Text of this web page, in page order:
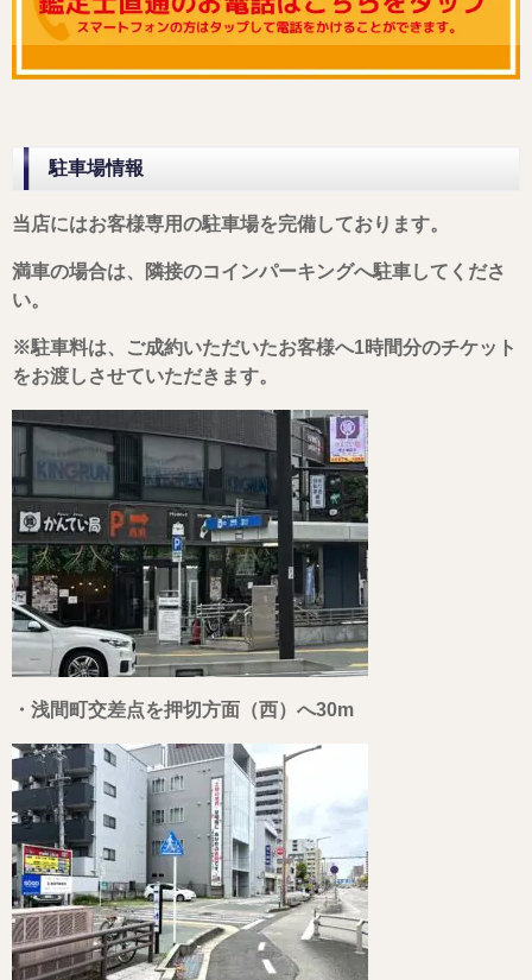
駐車場情報
当店にはお客様専用の駐車場を完備しております。
満車の場合は、隣接のコインパーキングへ駐車してくださ
い。
※駐車料は、ご成約いただいたお客様へ1時間分のチケット
をお渡しさせていただきます。
・浅間町交差点を押切方面（西）へ30m